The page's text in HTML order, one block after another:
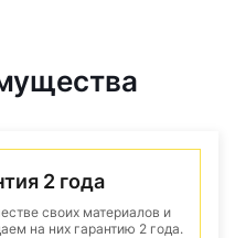
2 года
своих материалов и
на них гарантию 2 года.